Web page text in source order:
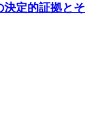
決定的証拠とそ